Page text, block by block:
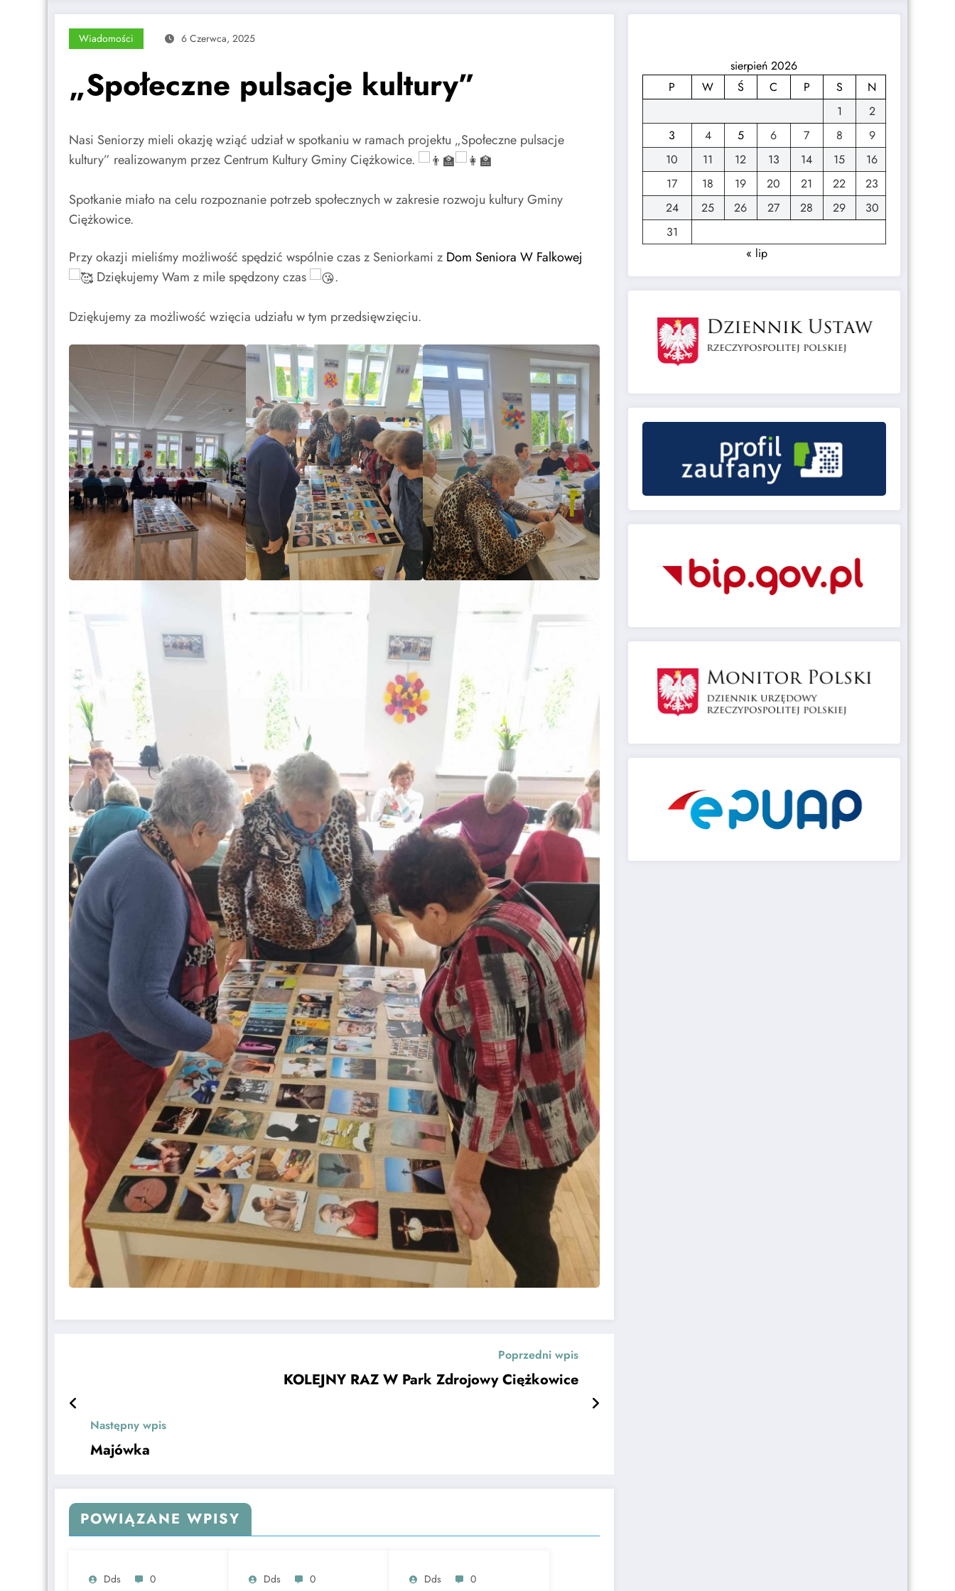
Wiadomości 6 Czerwca, 2025
„Społeczne pulsacje kultury”
Nasi Seniorzy mieli okazję wziąć udział w spotkaniu w ramach projektu „Społeczne pulsacje
kultury” realizowanym przez Centrum Kultury Gminy Ciężkowice.
Spotkanie miało na celu rozpoznanie potrzeb społecznych w zakresie rozwoju kultury Gminy
Ciężkowice.
Przy okazji mieliśmy możliwość spędzić wspólnie czas z Seniorkami z Dom Seniora W Falkowej
Dziękujemy Wam z mile spędzony czas
.
Dziękujemy za możliwość wzięcia udziału w tym przedsięwzięciu.
Poprzedni wpis
KOLEJNY RAZ W Park Zdrojowy Ciężkowice
Następny wpis
Majówka
POWIĄZANE WPISY
Dds 0 Dds 0 Dds 0
sierpień 2026
P
W Ś C P S
N
1
2
3
4 5 6 7 8
9
10
11 12 13 14 15
16
17
18 19 20 21 22
23
24
25 26 27 28 29
30
31
« lip